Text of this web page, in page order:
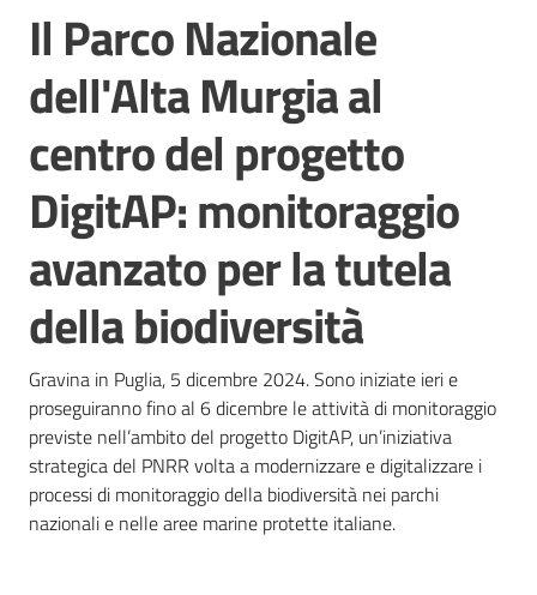
Strumenti
risorse
Citizen
Science
Progetti
Educazione
e
formazione
ambientale
Salta al contenuto
Il Parco Nazionale
dell'Alta Murgia al
centro del progetto
DigitAP: monitoraggio
avanzato per la tutela
della biodiversità
Gravina in Puglia, 5 dicembre 2024. Sono iniziate ieri e
proseguiranno fino al 6 dicembre le attività di monitoraggio
previste nell’ambito del progetto DigitAP, un’iniziativa
strategica del PNRR volta a modernizzare e digitalizzare i
processi di monitoraggio della biodiversità nei parchi
nazionali e nelle aree marine protette italiane.